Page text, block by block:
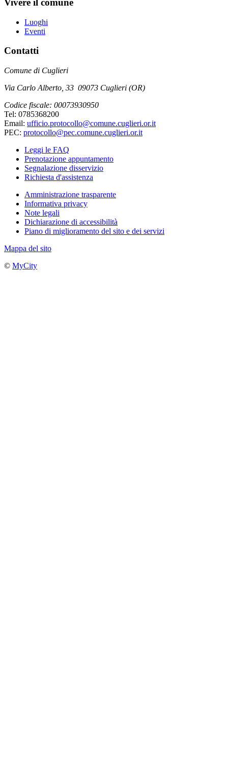
Vivere il comune
Luoghi
Eventi
Contatti
Comune di Cuglieri
Via Carlo Alberto, 33 09073 Cuglieri (OR)
Codice fiscale: 00073930950
Tel: 0785368200
Email: ufficio.protocollo@comune.cuglieri.or.it
PEC: protocollo@pec.comune.cuglieri.or.it
Leggi le FAQ
Prenotazione appuntamento
Segnalazione disservizio
Richiesta d'assistenza
Amministrazione trasparente
Informativa privacy
Note legali
Dichiarazione di accessibilità
Piano di miglioramento del sito e dei servizi
Mappa del sito
© MyCity